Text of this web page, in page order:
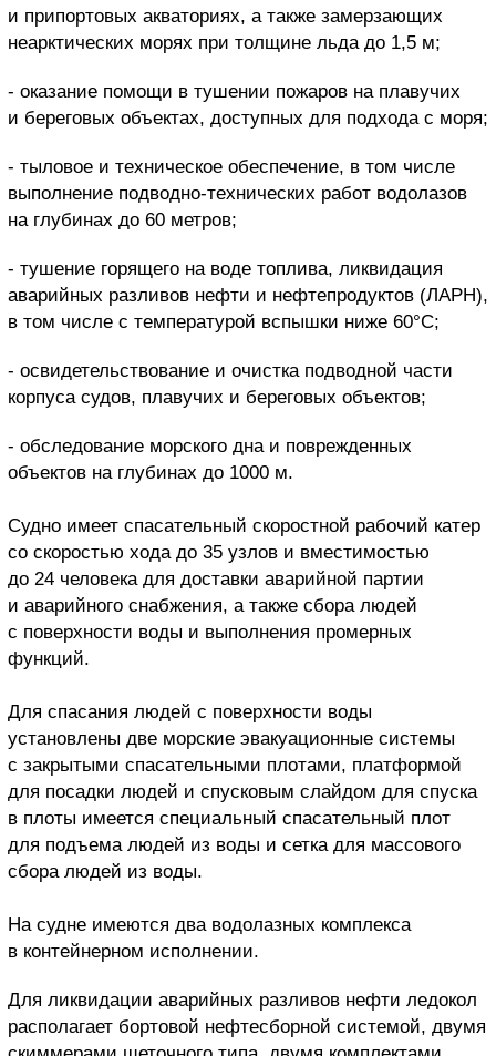
и припортовых акваториях, а также замерзающих
неарктических морях при толщине льда до 1,5 м;
- оказание помощи в тушении пожаров на плавучих
и береговых объектах, доступных для подхода с моря;
- тыловое и техническое обеспечение, в том числе
выполнение подводно-технических работ водолазов
на глубинах до 60 метров;
- тушение горящего на воде топлива, ликвидация
аварийных разливов нефти и нефтепродуктов (ЛАРН),
в том числе с температурой вспышки ниже 60°С;
- освидетельствование и очистка подводной части
корпуса судов, плавучих и береговых объектов;
- обследование морского дна и поврежденных
объектов на глубинах до 1000 м.
Судно имеет спасательный скоростной рабочий катер
со скоростью хода до 35 узлов и вместимостью
до 24 человека для доставки аварийной партии
и аварийного снабжения, а также сбора людей
с поверхности воды и выполнения промерных
функций.
Для спасания людей с поверхности воды
установлены две морские эвакуационные системы
с закрытыми спасательными плотами, платформой
для посадки людей и спусковым слайдом для спуска
в плоты имеется специальный спасательный плот
для подъема людей из воды и сетка для массового
сбора людей из воды.
На судне имеются два водолазных комплекса
в контейнерном исполнении.
Для ликвидации аварийных разливов нефти ледокол
располагает бортовой нефтесборной системой, двумя